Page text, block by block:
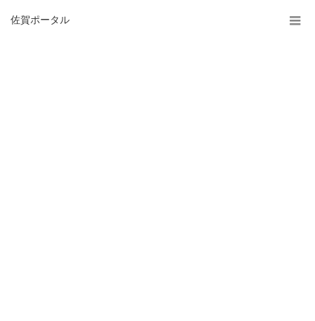
佐賀ポータル